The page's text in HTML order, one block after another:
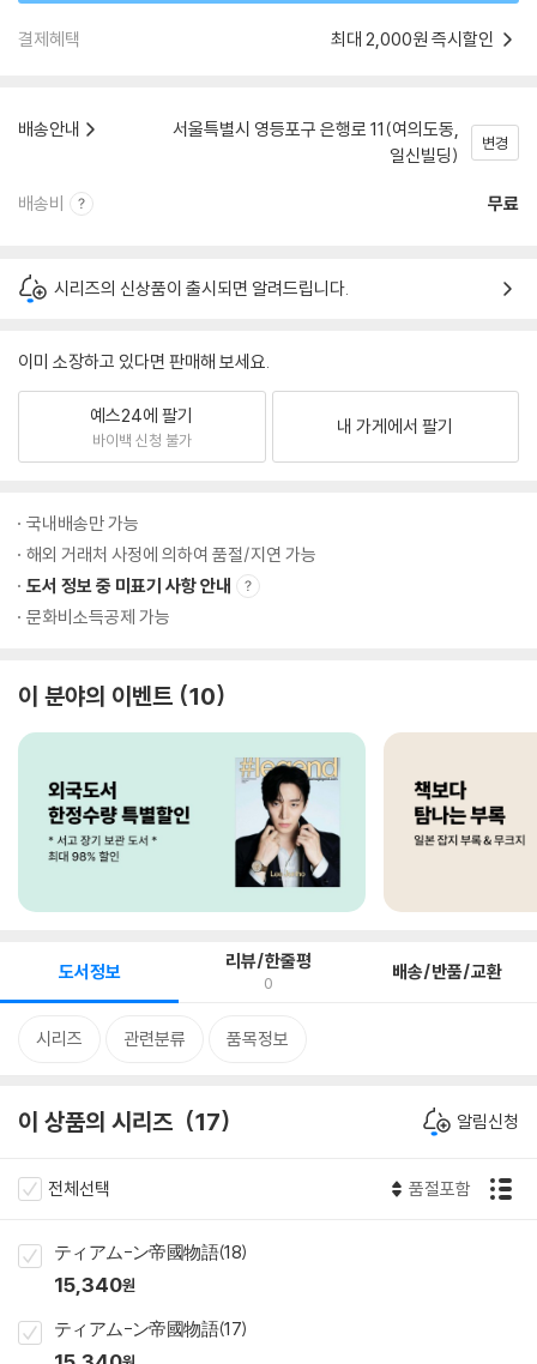
결제혜택 최대 2,000원 즉시할인
배송안내
서울특별시 영등포구 은행로 11(여의도동,
일신빌딩)
변경
배송비 무료
시리즈의 신상품이 출시되면 알려드립니다.
이미 소장하고 있다면 판매해 보세요.
예스24에 팔기
바이백 신청 불가
내 가게에서 팔기
국내배송만 가능
해외 거래처 사정에 의하여 품절/지연 가능
도서 정보 중 미표기 사항 안내
문화비소득공제 가능
이 분야의 이벤트 10
도서정보 리뷰/한줄평
0 배송/반품/교환
시리즈 관련분류 품목정보
이 상품의 시리즈 17 알림신청
전체선택 품절포함
ティアム-ン帝國物語(18)
15,340원
ティアム-ン帝國物語(17)